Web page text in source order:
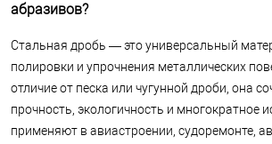
абразивов?
Стальная дробь — это универсальный
полировки и упрочнения металлических
отличие от песка или чугунной дроби, она
прочность, экологичность и многократное
применяют в авиастроении, судоремонте,